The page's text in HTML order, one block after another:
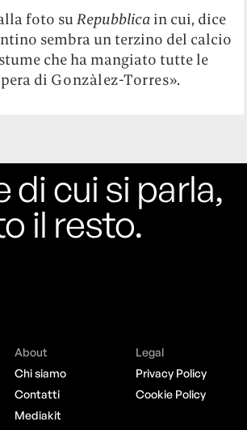
foto suRepubblica in cui, dice
sembra un terzino del calcio
che ha mangiato tutte le
di Gonzàlez-Torres».
di cui si parla,
il resto.
About
Chi siamo
Contatti
Mediakit
Legal
Privacy Policy
Cookie Policy